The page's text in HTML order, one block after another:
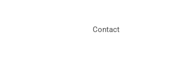
Contact